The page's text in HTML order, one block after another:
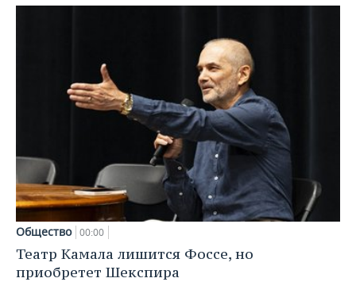
Общество 00:00
Театр Камала лишится Фоссе, но
приобретет Шекспира